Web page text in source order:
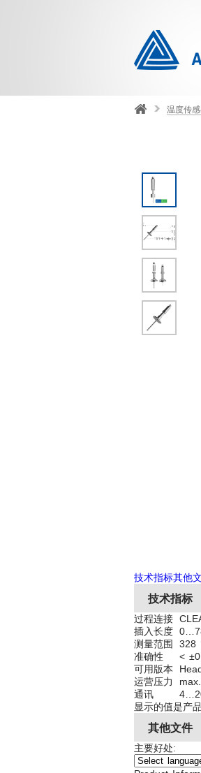
温度传
技术指标其他
技术指标
过程连接
插入长度
测量范围
328
准确性
<
可用版本
运营压力
通讯
显示的值是产
其他文件
主要好处: